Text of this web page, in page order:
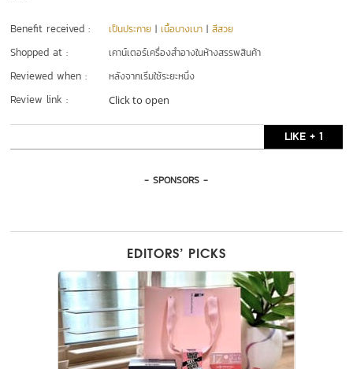
Benefit received : เป็นประกาย |เนื้อบางเบา |สีสวย
Shopped at : เคาน์เตอร์เครื่องสำอางในห้างสรรพสินค้า
Reviewed when : หลังจากเริ่มใช้ระยะหนึ่ง
Review link : Click to open
LIKE + 1
- SPONSORS -
EDITORS’ PICKS